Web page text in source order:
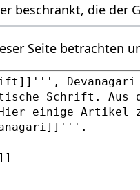
beschränkt, die der
Seite betrachten